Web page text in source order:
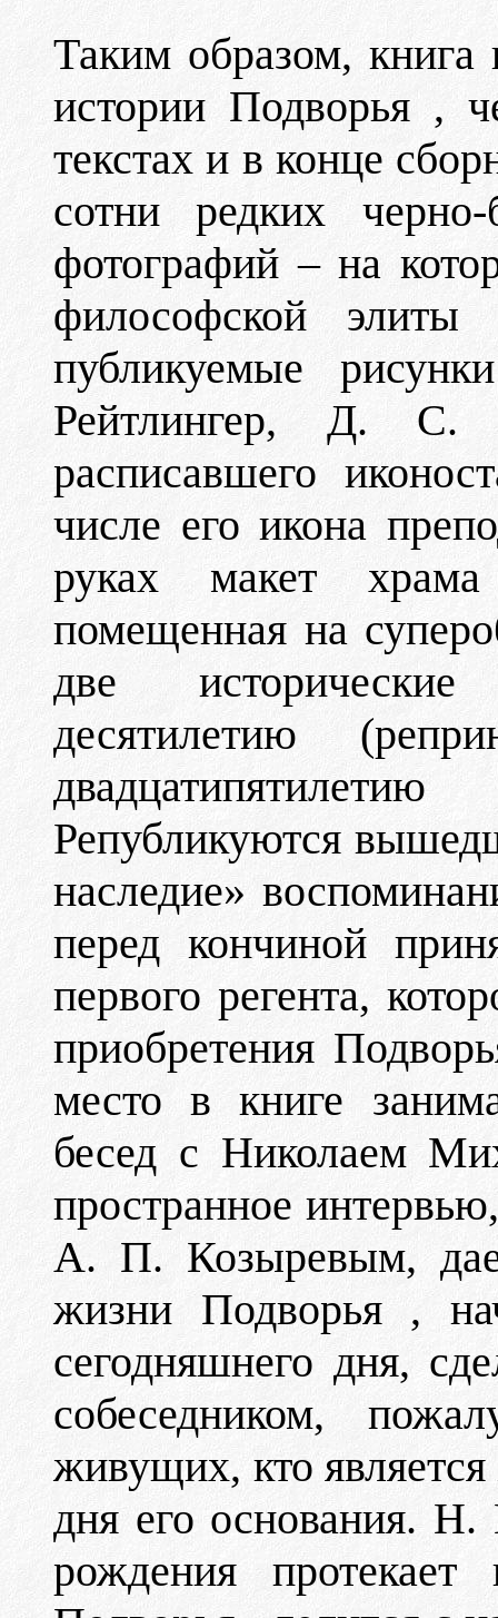
Таким образом,
истории Подворья ,
текстах и в конце
сотни редких
фотографий – на
философской элиты
публикуемые
Рейтлингер, Д. С.
расписавшего
числе его икона
руках макет
помещенная на
две
десятилетию
Републикуются
наследие»
перед кончиной
первого регента,
приобретения
место в книге
бесед с Николаем
пространное
А. П. Козыревым,
жизни Подворья ,
сегодняшнего дня,
собеседником,
живущих, кто
дня его основания.
рождения